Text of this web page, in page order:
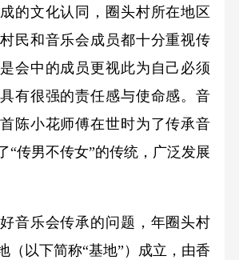
的文化认同，圈头村所在地区
民和音乐会成员都十分重视传
会中的成员更视此为自己必须
有很强的责任感与使命感。音
陈小花师傅在世时为了传承音
“传男不传女”的传统，广泛发展
乐会传承的问题，年圈头村
（以下简称“基地”）成立，由香